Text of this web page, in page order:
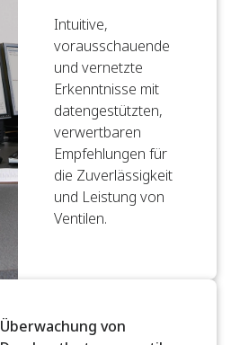
Intuitive,
vorausschauende
und vernetzte
Erkenntnisse mit
datengestützten,
verwertbaren
Empfehlungen für
die Zuverlässigkeit
und Leistung von
Ventilen.
Überwachung von